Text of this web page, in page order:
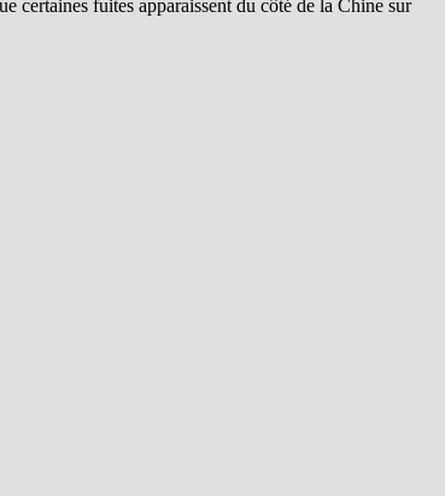
certaines fuites apparaissent du côté de la Chine sur